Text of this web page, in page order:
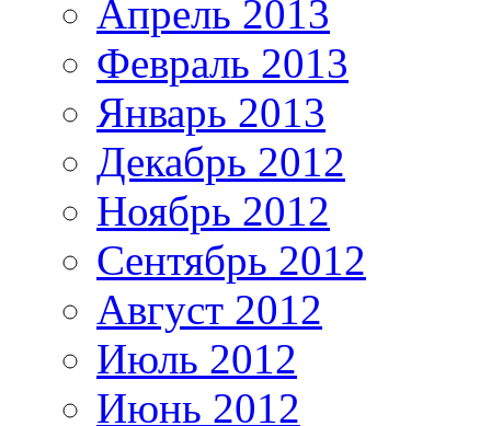
Апрель 2013
Февраль 2013
Январь 2013
Декабрь 2012
Ноябрь 2012
Сентябрь 2012
Август 2012
Июль 2012
Июнь 2012